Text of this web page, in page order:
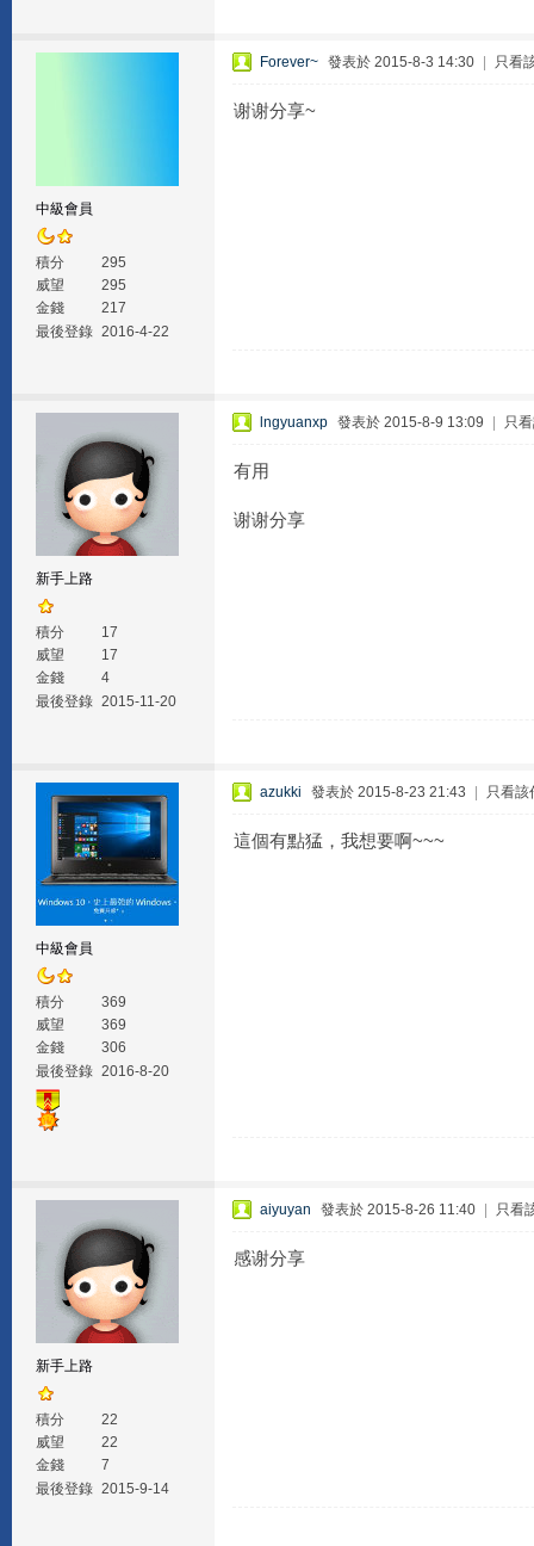
中級會員
積分
295
威望
295
金錢
217
最後登錄 2016-4-22
Forever~ 發表於 2015-8-3 14:30 只看
谢谢分享~
新手上路
積分
17
威望
17
金錢
4
最後登錄 2015-11-20
lngyuanxp 發表於 2015-8-9 13:09 只
有用
谢谢分享
中級會員
積分
369
威望
369
金錢
306
最後登錄 2016-8-20
azukki 發表於 2015-8-23 21:43 只看該
這個有點猛，我想要啊~~~
新手上路
積分
22
威望
22
金錢
7
最後登錄 2015-9-14
aiyuyan 發表於 2015-8-26 11:40 只看
感谢分享